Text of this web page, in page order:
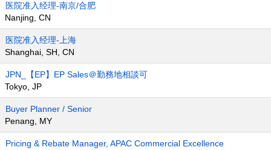
医院准入经理-南京/合肥
Nanjing, CN
医院准入经理-上海
Shanghai, SH, CN
JPN_【EP】EP Sales＠勤務地相談可
Tokyo, JP
Buyer Planner / Senior
Penang, MY
Pricing & Rebate Manager, APAC Commercial Excellence